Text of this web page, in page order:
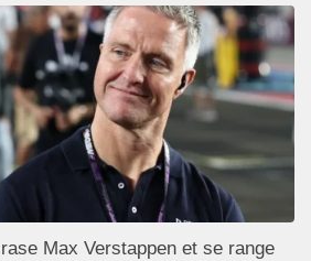
Max Verstappen et se range